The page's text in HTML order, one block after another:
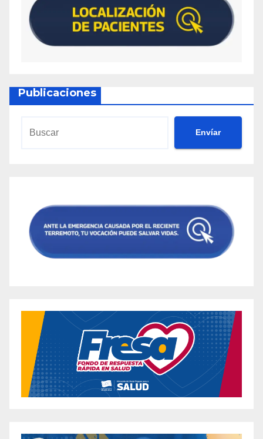
Publicaciones
Envíar